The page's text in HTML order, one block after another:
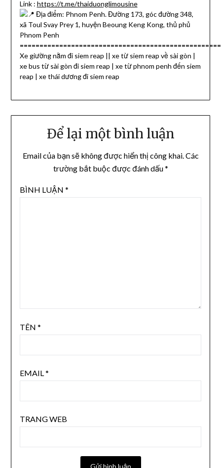
Link : https://t.me/thaiduonglimousine
Địa điểm: Phnom Penh. Đường 173, góc đường 348,
xã Toul Svay Prey 1, huyện Beoung Keng Kong, thủ phủ
Phnom Penh
Xe giường nằm đi siem reap || xe từ siem reap về sài gòn |
xe bus từ sài gòn đi siem reap | xe từ phnom penh đến siem
reap | xe thái dương đi siem reap
Để lại một bình luận
Email của bạn sẽ không được hiển thị công khai.Các
trường bắt buộc được đánh dấu*
BÌNH LUẬN *
TÊN *
EMAIL*
TRANG WEB